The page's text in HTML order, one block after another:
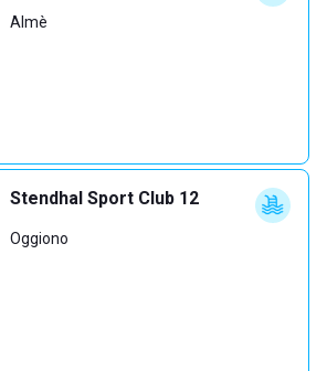
Almè
Stendhal Sport Club 12
Oggiono